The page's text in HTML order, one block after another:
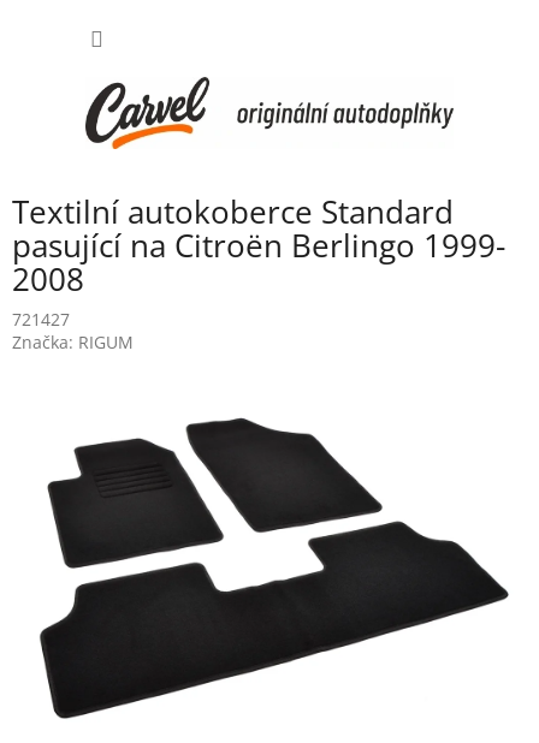
Textilní autokoberce Standard
pasující na Citroën Berlingo 1999-
2008
721427
Značka: RIGUM